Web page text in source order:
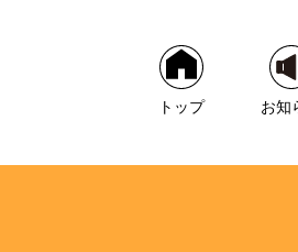
トップ お知